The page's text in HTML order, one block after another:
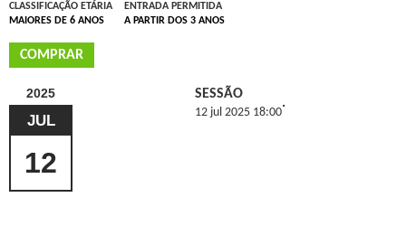
CLASSIFICAÇÃO ETÁRIA
MAIORES DE 6 ANOS
ENTRADA PERMITIDA
A PARTIR DOS 3 ANOS
COMPRAR
2025
JUL
12
SESSÃO
12 jul 2025 18:00
.